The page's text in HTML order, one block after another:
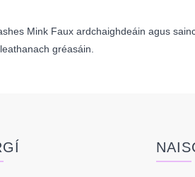
Mink Faux ardchaighdeáin agus
gréasáin.